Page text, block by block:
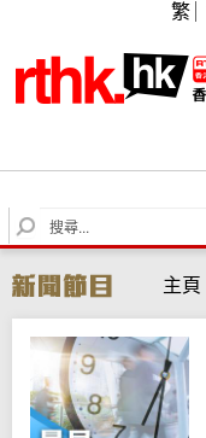
繁
S
e
r
c
h
主頁